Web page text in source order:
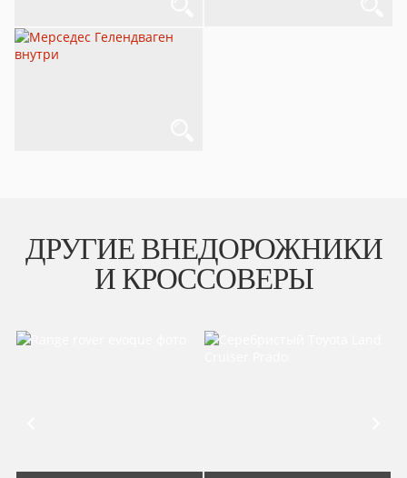
ДРУГИЕ ВНЕДОРОЖНИКИ
И КРОССОВЕРЫ